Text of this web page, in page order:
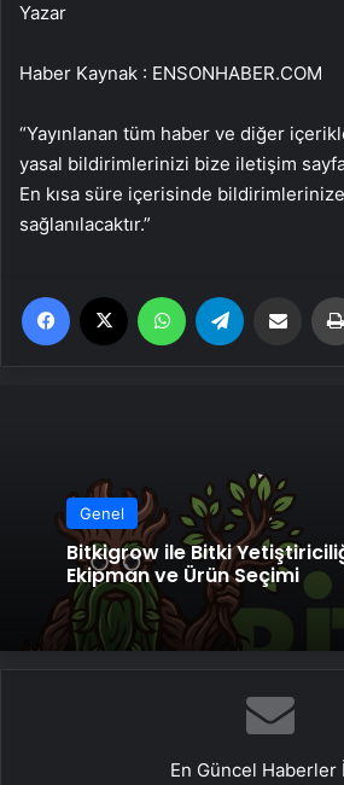
Yazar
Haber Kaynak : ENSONHABER.COM
“Yayınlanan tüm haber ve diğer
yasal bildirimlerinizi bize iletişim
En kısa süre içerisinde
sağlanılacaktır.”
Facebook WhatsApp Email'den
Genel
Bitkigrow ile Bitki
Ekipman ve Ürün Seçimi
En Güncel Haberler